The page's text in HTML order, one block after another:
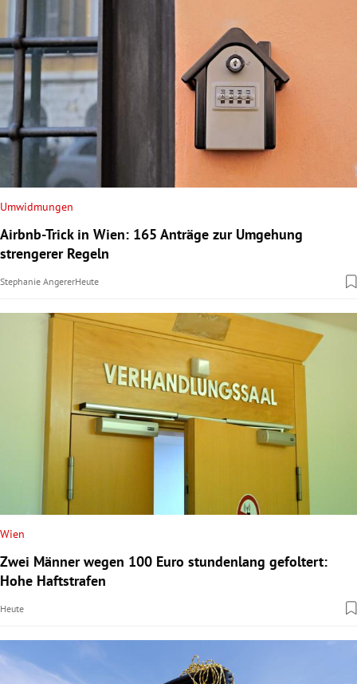
Umwidmungen
Airbnb-Trick in Wien: 165 Anträge zur Umgehung
strengerer Regeln
Stephanie AngererHeute
Wien
Zwei Männer wegen 100 Euro stundenlang gefoltert:
Hohe Haftstrafen
Heute